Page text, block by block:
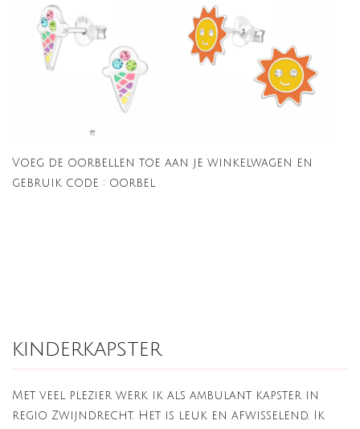
Voeg de oorbellen toe aan je winkelwagen en
gebruik code : oorbel
kinderkapster
Met veel plezier werk ik als ambulant kapster in
regio Zwijndrecht. Het is leuk en afwisselend. Ik